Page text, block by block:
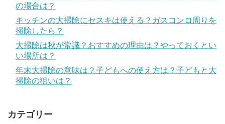
の場合は？
キッチンの大掃除にセスキは使える？ガスコンロ周りを
掃除したら？
大掃除は秋が常識？おすすめの理由は？やっておくとい
い場所は？
年末大掃除の意味は？子どもへの使え方は？子どもと大
掃除の狙いは？
カテゴリー